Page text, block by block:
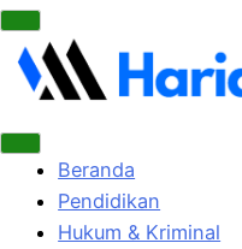
Beranda
Pendidikan
Hukum & Kriminal